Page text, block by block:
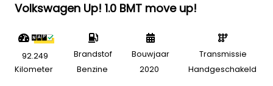
Volkswagen Up! 1.0 BMT move up!
92.249
Kilometer
Brandstof
Benzine
Bouwjaar
2020
Transmissie
Handgeschakeld